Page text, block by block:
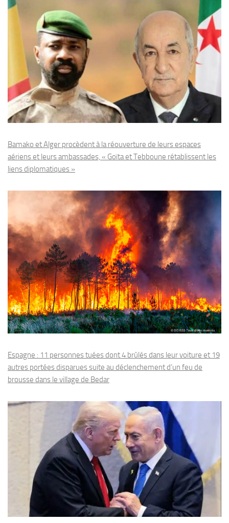
Bamako et Alger procèdent à la réouverture de leurs espaces
aériens et leurs ambassades, « Goïta et Tebboune rétablissent les
liens diplomatiques »
Espagne : 11 personnes tuées dont 4 brûlés dans leur voiture et 19
autres portées disparues suite au déclenchement d’un feu de
brousse dans le village de Bedar